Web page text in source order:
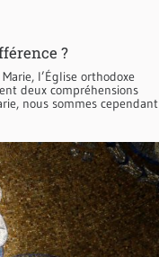
?
l’Église orthodoxe
deux compréhensions
nous sommes cependant